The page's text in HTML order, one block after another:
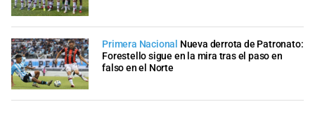
Primera Nacional Nueva derrota de Patronato:
Forestello sigue en la mira tras el paso en
falso en el Norte